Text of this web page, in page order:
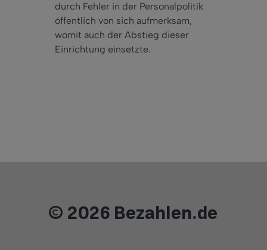
durch Fehler in der Personalpolitik
öffentlich von sich aufmerksam,
womit auch der Abstieg dieser
Einrichtung einsetzte.
© 2026 Bezahlen.de